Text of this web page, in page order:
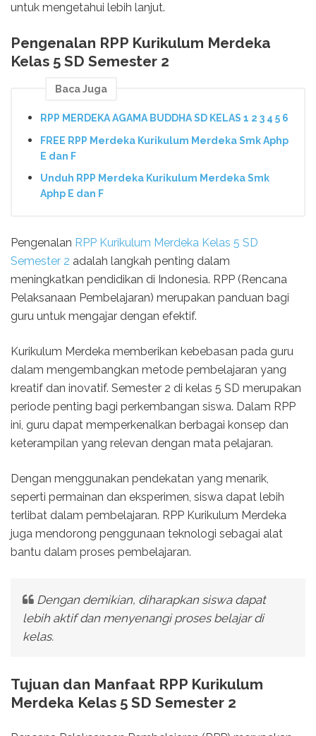
untuk mengetahui lebih lanjut.
Pengenalan RPP Kurikulum Merdeka
Kelas 5 SD Semester 2
Baca Juga
RPP MERDEKA AGAMA BUDDHA SD KELAS 1 2 3 4 5 6
FREE RPP Merdeka Kurikulum Merdeka Smk Aphp
E dan F
Unduh RPP Merdeka Kurikulum Merdeka Smk
Aphp E dan F
Pengenalan RPP Kurikulum Merdeka Kelas 5 SD
Semester 2 adalah langkah penting dalam
meningkatkan pendidikan di Indonesia. RPP (Rencana
Pelaksanaan Pembelajaran) merupakan panduan bagi
guru untuk mengajar dengan efektif.
Kurikulum Merdeka memberikan kebebasan pada guru
dalam mengembangkan metode pembelajaran yang
kreatif dan inovatif. Semester 2 di kelas 5 SD merupakan
periode penting bagi perkembangan siswa. Dalam RPP
ini, guru dapat memperkenalkan berbagai konsep dan
keterampilan yang relevan dengan mata pelajaran.
Dengan menggunakan pendekatan yang menarik,
seperti permainan dan eksperimen, siswa dapat lebih
terlibat dalam pembelajaran. RPP Kurikulum Merdeka
juga mendorong penggunaan teknologi sebagai alat
bantu dalam proses pembelajaran.
Dengan demikian, diharapkan siswa dapat
lebih aktif dan menyenangi proses belajar di
kelas.
Tujuan dan Manfaat RPP Kurikulum
Merdeka Kelas 5 SD Semester 2